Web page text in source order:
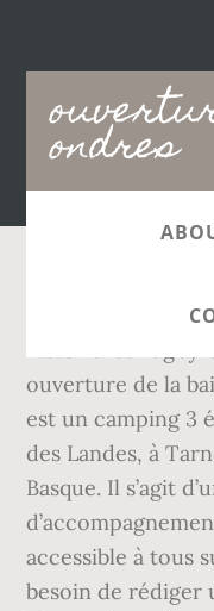
ondres
Main
Indiquez vos
ouverture de la
est un camping 3
des Landes, à
Basque. Il s’agit
accessible à tous
besoin de